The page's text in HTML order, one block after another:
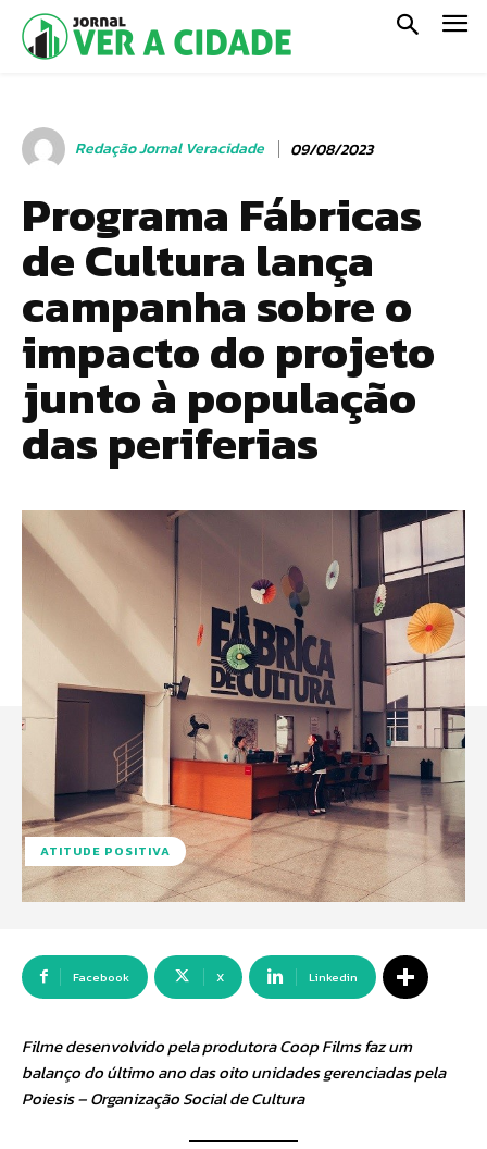
Redação Jornal Veracidade 09/08/2023
Programa Fábricas
de Cultura lança
campanha sobre o
impacto do projeto
junto à população
das periferias
ATITUDE POSITIVA
Facebook X Linkedin
Filme desenvolvido pela produtora Coop Films faz um
balanço do último ano das oito unidades gerenciadas pela
Poiesis – Organização Social de Cultura